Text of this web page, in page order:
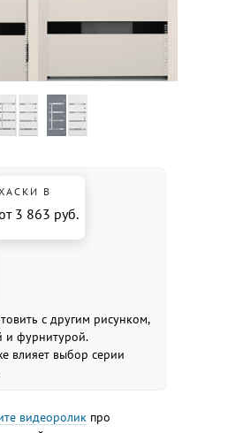
В
3 863 руб.
с другим рисунком,
и фурнитурой.
влияет выбор серии
видеоролик про